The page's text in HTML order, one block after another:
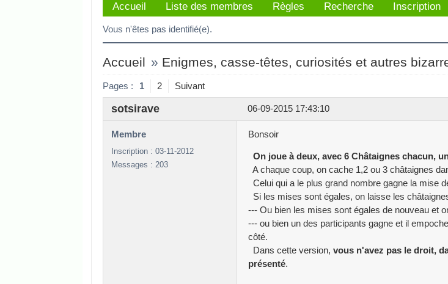
Accueil Liste des membres Règles Recherche Inscription
Vous n'êtes pas identifié(e).
Accueil » Enigmes, casse-têtes, curiosités et autres
Pages : 1 2 Suivant
06-09-2015 17:43:10
sotsirave
Membre
Inscription : 03-11-2012
Messages : 203
Bonsoir
On joue à deux, avec 6 Châtaignes chacun,
A chaque coup, on cache 1,2 ou 3 châtaignes
Celui qui a le plus grand nombre gagne la mise
Si les mises sont égales, on laisse les
--- Ou bien les mises sont égales de nouveau et
--- ou bien un des participants gagne et il
côté.
Dans cette version, vous n'avez pas le droit,
présenté.